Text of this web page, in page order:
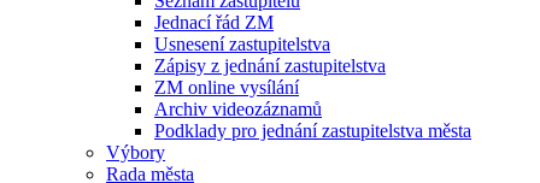
Jednací řád ZM
Usnesení zastupitelstva
Zápisy z jednání zastupitelstva
ZM online vysílání
Archiv videozáznamů
Podklady pro jednání zastupitelstva města
Výbory
Rada města